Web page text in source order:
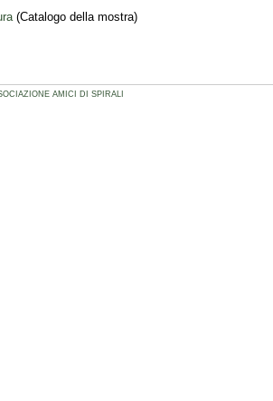
(Catalogo della mostra)
AMICI DI SPIRALI